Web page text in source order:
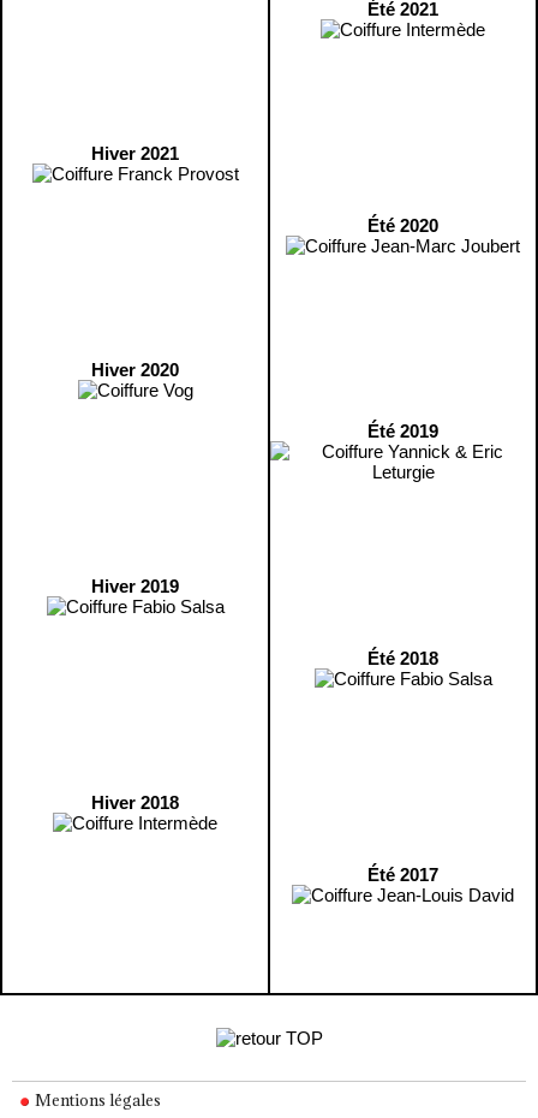
Hiver 2021
Hiver 2020
Hiver 2019
Hiver 2018
Été 2021
Été 2020
Été 2019
Été 2018
Été 2017
Mentions légales